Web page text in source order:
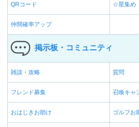
QRコード ☆星集め
仲間確率アップ
掲示板・コミュニティ
雑談・攻略 質問
フレンド募集 召喚キャ
おはじきお助け ゴルフお